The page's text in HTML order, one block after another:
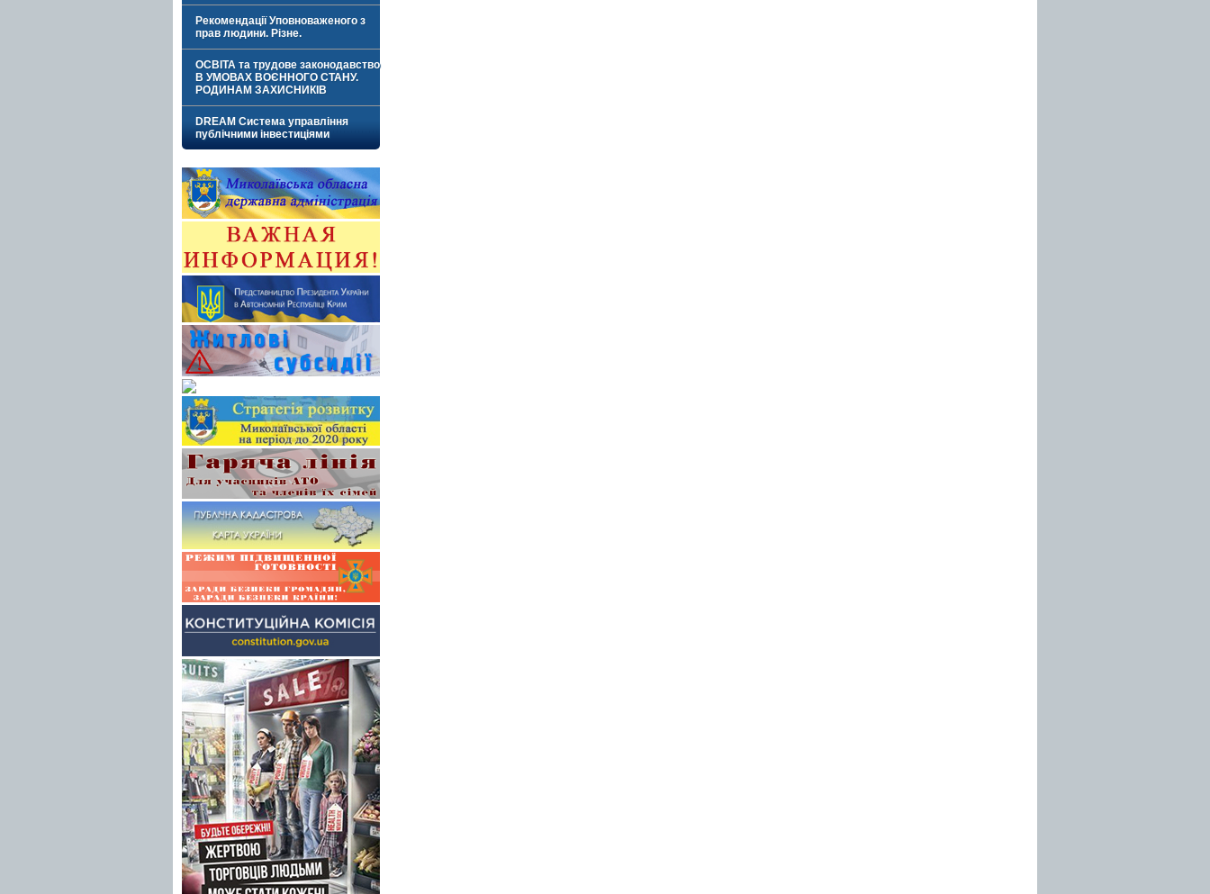
Рекомендації Уповноваженого з
прав людини. Різне.
ОСВІТА та трудове законодавство
В УМОВАХ ВОЄННОГО СТАНУ.
РОДИНАМ ЗАХИСНИКІВ
DREAM Система управління
публічними інвестиціями